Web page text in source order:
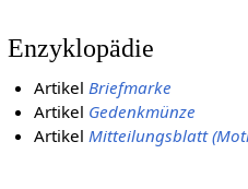
Enzyklopädie
ArtikelBriefmarke
Artikel Gedenkmünze
ArtikelMitteilungsblatt